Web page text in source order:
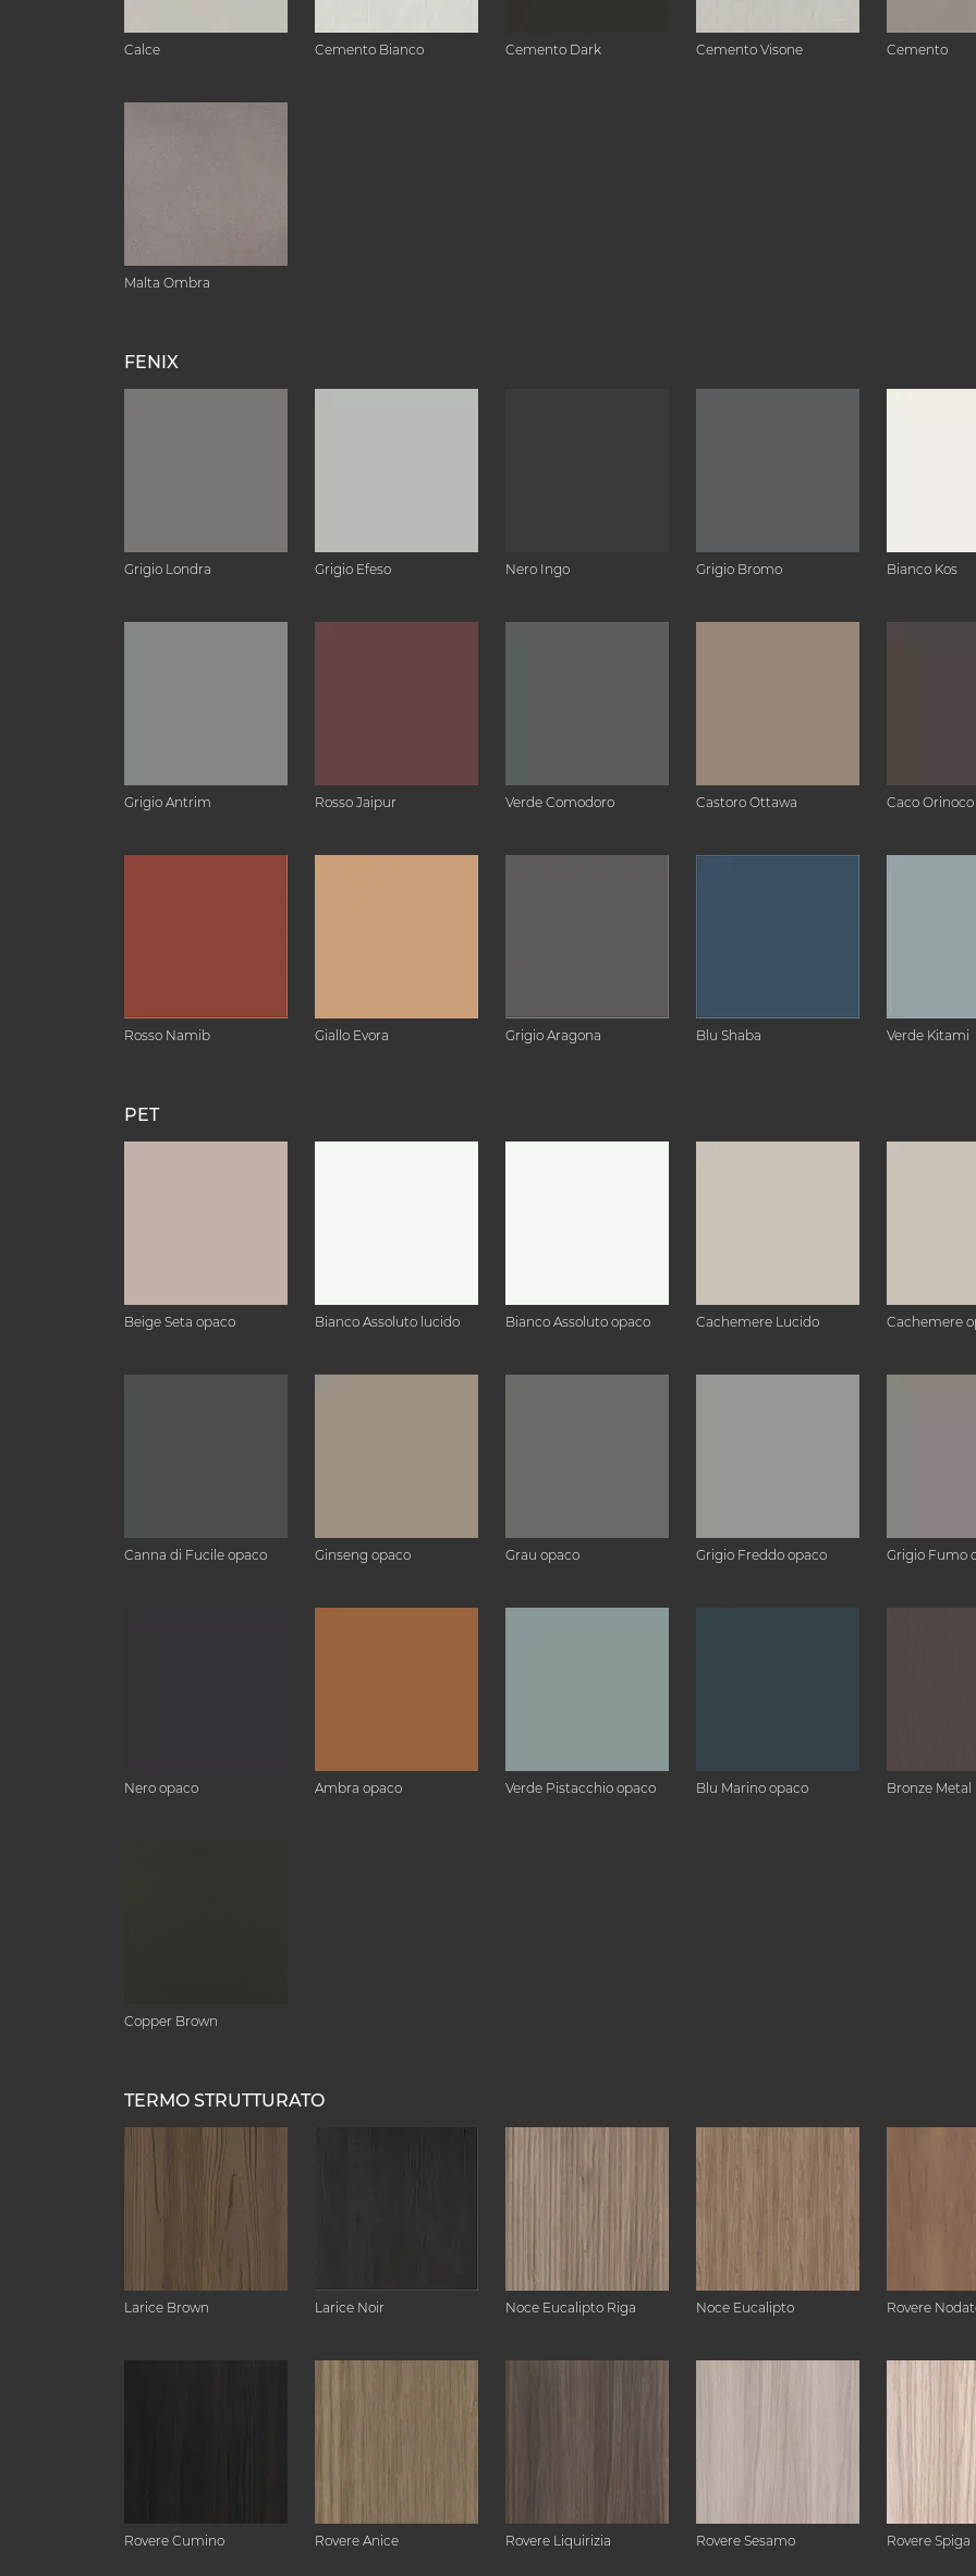
Calce Cemento Bianco Cemento Dark Cemento Visone Cemento
Malta Ombra
FENIX
Grigio Londra Grigio Efeso Nero Ingo Grigio Bromo Bianco Kos
Grigio Antrim Rosso Jaipur Verde Comodoro Castoro Ottawa Caco Orinoco
Rosso Namib Giallo Evora Grigio Aragona Blu Shaba Verde Kitami
PET
Beige Seta opaco Bianco Assoluto lucido Bianco Assoluto opaco Cachemere Lucido Cachemere
Canna di Fucile opaco Ginseng opaco Grau opaco Grigio Freddo opaco Grigio Fumo
Nero opaco Ambra opaco Verde Pistacchio opaco Blu Marino opaco Bronze Metal
Copper Brown
TERMO STRUTTURATO
Larice Brown Larice Noir Noce Eucalipto Riga Noce Eucalipto Rovere
Rovere Cumino Rovere Anice Rovere Liquirizia Rovere Sesamo Rovere Spiga